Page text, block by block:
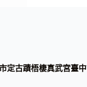
定古蹟梧棲真武宮臺